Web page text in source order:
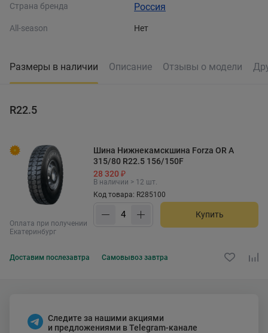
Страна бренда Россия
All-season Нет
Размеры в наличии Описание Отзывы о модели
R22.5
Оплата при получении
Екатеринбург
Шина Нижнекамскшина Forza OR A
315/80 R22.5 156/150F
28 320 ₽
В наличии > 12 шт.
Код товара: R285100
Купить
Доставим послезавтра Самовывоз завтра
Следите за нашими акциями
и предложениями в Telegram-канале